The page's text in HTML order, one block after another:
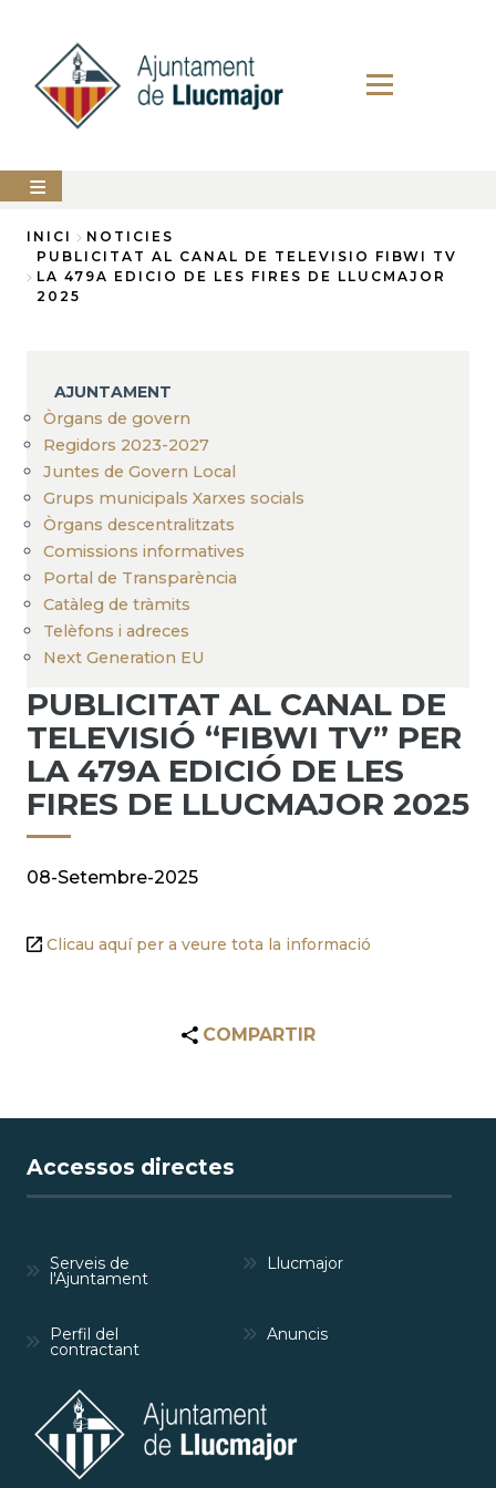
contingut
AJUNTAMENT
LLUCMAJOR
PERFIL
DEL
CONTRACTANT
ANUNCIS
Fil
d'Ariadna
INICI
NOTICIES
PUBLICITAT AL CANAL DE TELEVISIO FIBWI TV
LA 479A EDICIO DE LES FIRES DE LLUCMAJOR
2025
AJUNTAMENT
Òrgans de govern
Regidors 2023-2027
Juntes de Govern Local
Grups municipals Xarxes socials
Òrgans descentralitzats
Comissions informatives
Portal de Transparència
Catàleg de tràmits
Telèfons i adreces
Next Generation EU
PUBLICITAT AL CANAL DE
TELEVISIÓ “FIBWI TV” PER
LA 479A EDICIÓ DE LES
FIRES DE LLUCMAJOR 2025
08-Setembre-2025
Clicau aquí per a veure tota la informació
COMPARTIR
Accessos directes
Serveis de
l'Ajuntament
Llucmajor
Perfil del
contractant
Anuncis